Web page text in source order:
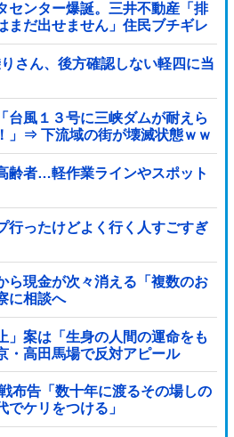
センター爆誕。三井不動産「排
まだ出せません」住民ブチギレ
さん、後方確認しない軽四に当
台風１３号に三峡ダムが耐えら
」⇒ 下流域の街が壊滅状態ｗｗ
齢者…軽作業ラインやスポット
行ったけどよく行く人すごすぎ
ら現金が次々消える「複数のお
に相談へ
」案は「生身の人間の運命をも
高田馬場で反対アピール
布告「数十年に渡るその場しの
でケリをつける」